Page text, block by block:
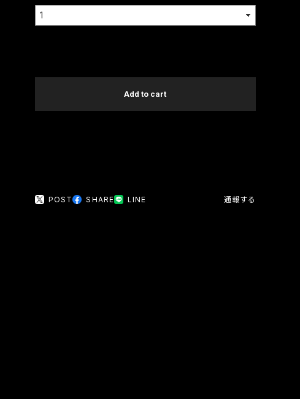
Add to cart
POST SHARE LINE 通報する